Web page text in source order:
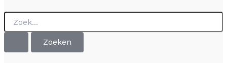
Zoek
naar: